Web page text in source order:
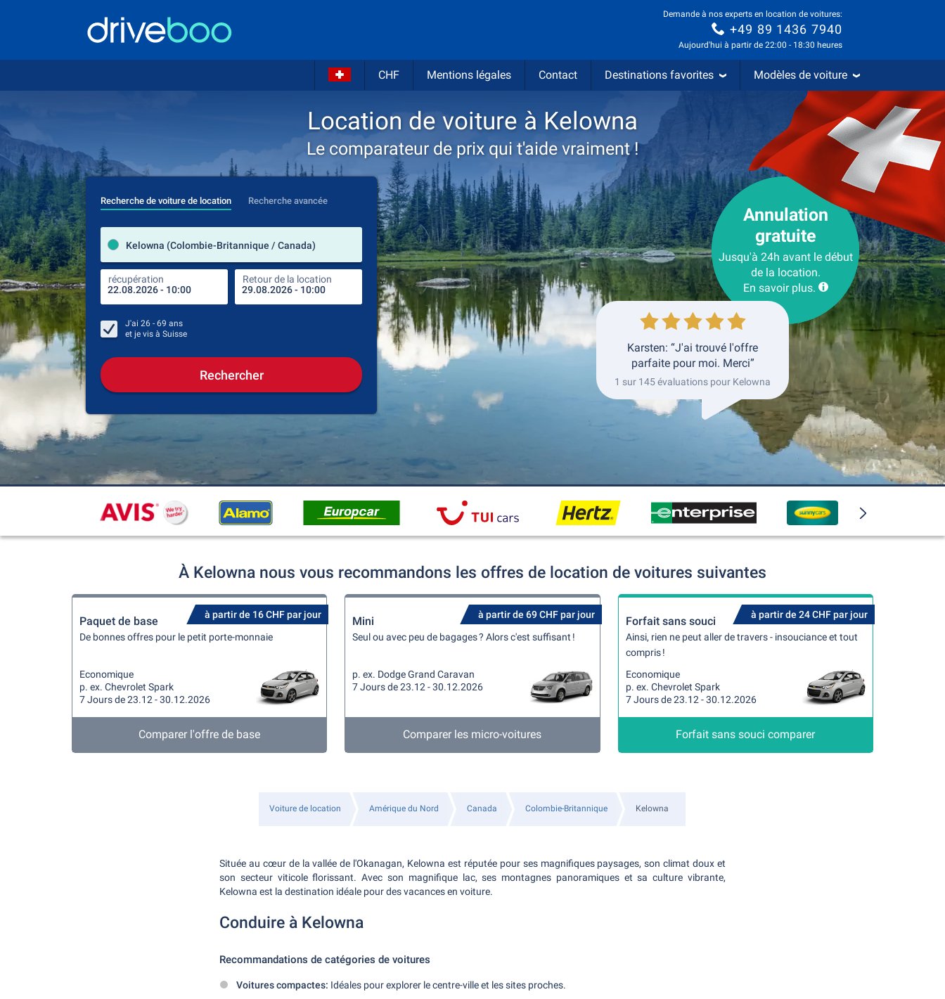
Demande à nos experts en location de voitures:
+49 89 1436 7940
Aujourd'hui à partir de 22:00 - 18:30 heures
CHF Mentions légales Contact Destinations favorites Modèles de voiture
Location de voiture à Kelowna
Le comparateur de prix qui t'aide vraiment !
Recherche de voiture de location Recherche avancée
Kelowna (Colombie-Britannique / Canada)
récupération Retour de la location
prendre
endroit de retour
récupération Retour de la location
J'ai 26 - 69 ans
et je vis à Suisse
Rechercher
Annulation
gratuite
Jusqu'à 24h avant le début
de la location.
En savoir plus.
Karsten: “J'ai trouvé l'offre
parfaite pour moi. Merci”
1 sur 145 évaluations pour Kelowna
À Kelowna nous vous recommandons les offres de location de voitures suivantes
à partir de 16 CHF par jour
Paquet de base
De bonnes offres pour le petit porte-monnaie
Economique
p. ex. Chevrolet Spark
7 Jours de 23.12 - 30.12.2026
Comparer l'offre de base
à partir de 69 CHF par jour
Mini
Seul ou avec peu de bagages ? Alors c'est suffisant !
p. ex. Dodge Grand Caravan
7 Jours de 23.12 - 30.12.2026
Comparer les micro-voitures
à partir de 24 CHF par jour
Forfait sans souci
Ainsi, rien ne peut aller de travers - insouciance et tout
compris !
Economique
p. ex. Chevrolet Spark
7 Jours de 23.12 - 30.12.2026
Forfait sans souci comparer
Voiture de location Amérique du Nord Canada Colombie-Britannique Kelowna
Située au cœur de la vallée de l'Okanagan, Kelowna est réputée pour ses magnifiques paysages, son climat doux et
son secteur viticole florissant. Avec son magnifique lac, ses montagnes panoramiques et sa culture vibrante,
Kelowna est la destination idéale pour des vacances en voiture.
Conduire à Kelowna
Recommandations de catégories de voitures
Voitures compactes: Idéales pour explorer le centre-ville et les sites proches.